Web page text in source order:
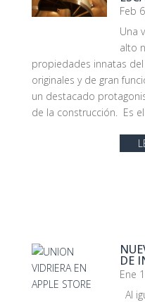
Feb
Una
alto
propiedades innatas
originales y de gran
un destacado
de la construcción. Es
DE
Ene
Al